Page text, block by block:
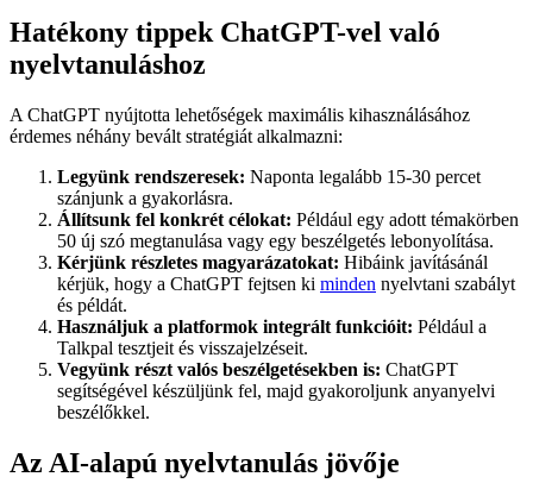
Hatékony tippek ChatGPT-vel való
nyelvtanuláshoz
A ChatGPT nyújtotta lehetőségek maximális kihasználásához
érdemes néhány bevált stratégiát alkalmazni:
Legyünk rendszeresek: Naponta legalább 15-30 percet
szánjunk a gyakorlásra.
Állítsunk fel konkrét célokat: Például egy adott témakörben
50 új szó megtanulása vagy egy beszélgetés lebonyolítása.
Kérjünk részletes magyarázatokat: Hibáink javításánál
kérjük, hogy a ChatGPT fejtsen ki minden nyelvtani szabályt
és példát.
Használjuk a platformok integrált funkcióit: Például a
Talkpal tesztjeit és visszajelzéseit.
Vegyünk részt valós beszélgetésekben is: ChatGPT
segítségével készüljünk fel, majd gyakoroljunk anyanyelvi
beszélőkkel.
Az AI-alapú nyelvtanulás jövője